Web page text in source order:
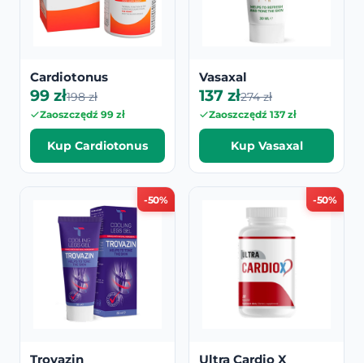
Cardiotonus
99 zł198 zł
Zaoszczędź 99 zł
Kup Cardiotonus
Vasaxal
137 zł274 zł
Zaoszczędź 137 zł
Kup Vasaxal
-50%
Trovazin
-50%
Ultra Cardio X